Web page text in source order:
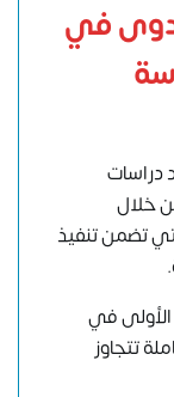
في
دراسات
خلال
تضمن تنفيذ
في
تتجاوز